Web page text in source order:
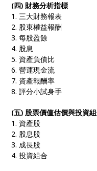
(四) 財務分析指標
1. 三大財務報表
2. 股東權益報酬
3. 每股盈餘
4. 股息
5. 資產負債比
6. 營運現金流
7. 資產報酬率
8. 評分小試身手
(五) 股票價值估價與投資
1. 資產股
2. 股息股
3. 成長股
4. 投資組合